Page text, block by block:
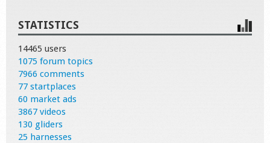
STATISTICS
14465 users
1075 forum topics
7966 comments
77 startplaces
60 market ads
3867 videos
130 gliders
25 harnesses